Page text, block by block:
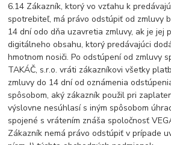
6.14 Zákazník, ktorý vo vzťahu k
spotrebiteľ, má právo odstúpiť od zmluvy
14 dní odo dňa uzavretia zmluvy, ak je jej
digitálneho obsahu, ktorý predávajúci
hmotnom nosiči. Po odstúpení od zmluvy
TAKÁČ, s.r.o. vráti zákazníkovi všetky
zmluvy do 14 dní od oznámenia
spôsobom, aký zákazník použil pri
výslovne nesúhlasí s iným spôsobom
spojené s vrátením znáša spoločnosť
Zákazník nemá právo odstúpiť v prípade